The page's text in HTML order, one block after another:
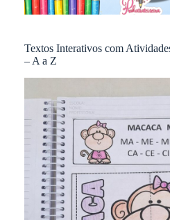
Textos Interativos com
– A a Z